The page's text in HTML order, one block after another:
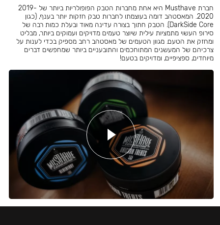
חברת Musthave היא אחת מחברות הטבק הפופולריות ביותר של 2019-
2020. המאסטהב דומה בעוצמתו לחברות טבק חזקות יותר בענף, (כגון
DarkSide Core). הטבק חתוך בצורה עדינה מאוד ובעלת כמות רבה של
סירופ העשוי מתמציות עילית שיוצר טעמים מדויקים ועמוקים ביותר, מבליט
ומחזק את הטעם. מגוון הטעמים של מאסטהב רחב מספיק בכדי לענות על
צרכיהם של המעשנים המתוחכמים והתובעניים ביותר שמחפשים דברים
מיוחדים, ספציפיים, ומדויקים בטעם!